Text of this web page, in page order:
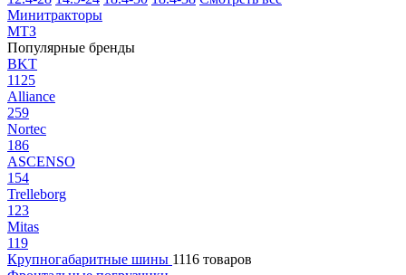
Минитракторы
МТЗ
Популярные бренды
BKT
1125
Alliance
259
Nortec
186
ASCENSO
154
Trelleborg
123
Mitas
119
Крупногабаритные шины 1116 товаров